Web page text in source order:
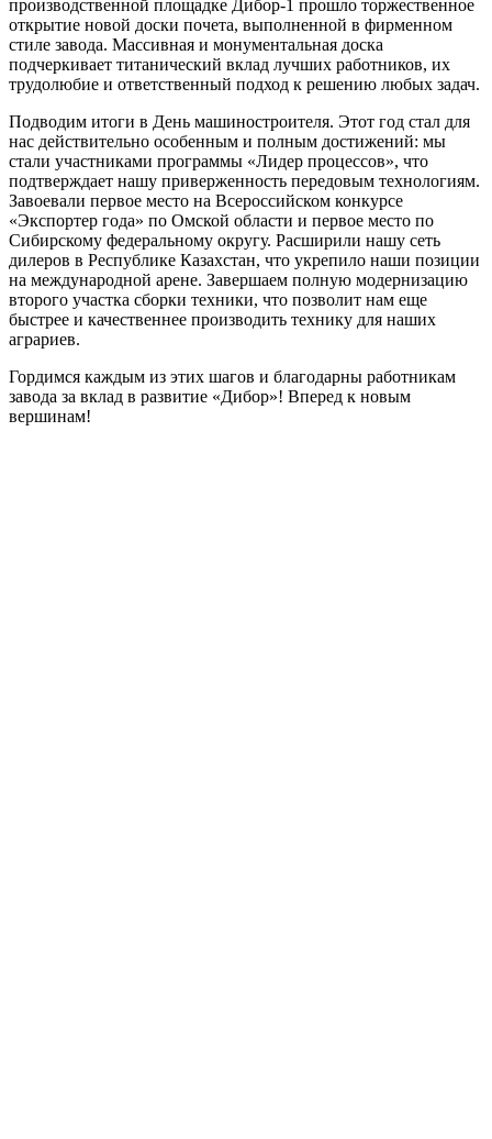
производственной площадке Дибор-1 прошло торжественное
открытие новой доски почета, выполненной в фирменном
стиле завода. Массивная и монументальная доска
подчеркивает титанический вклад лучших работников, их
трудолюбие и ответственный подход к решению любых задач.
Подводим итоги в День машиностроителя. Этот год стал для
нас действительно особенным и полным достижений: мы
стали участниками программы «Лидер процессов», что
подтверждает нашу приверженность передовым технологиям.
Завоевали первое место на Всероссийском конкурсе
«Экспортер года» по Омской области и первое место по
Сибирскому федеральному округу. Расширили нашу сеть
дилеров в Республике Казахстан, что укрепило наши позиции
на международной арене. Завершаем полную модернизацию
второго участка сборки техники, что позволит нам еще
быстрее и качественнее производить технику для наших
аграриев.
Гордимся каждым из этих шагов и благодарны работникам
завода за вклад в развитие «Дибор»! Вперед к новым
вершинам!